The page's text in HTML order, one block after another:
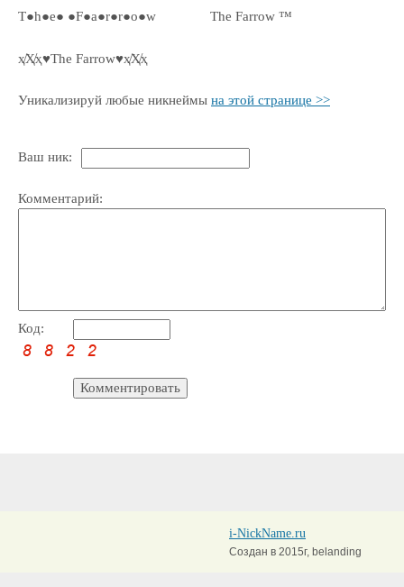
T●h●e● ●F●a●r●r●o●w The Farrow ™
ҳ̸Ҳ̸ҳ♥The Farrow♥ҳ̸Ҳ̸ҳ
Уникализируй любые никнеймы на этой странице >>
Ваш ник:
Комментарий:
Код:
i-NickName.ru
Создан в 2015г, belanding